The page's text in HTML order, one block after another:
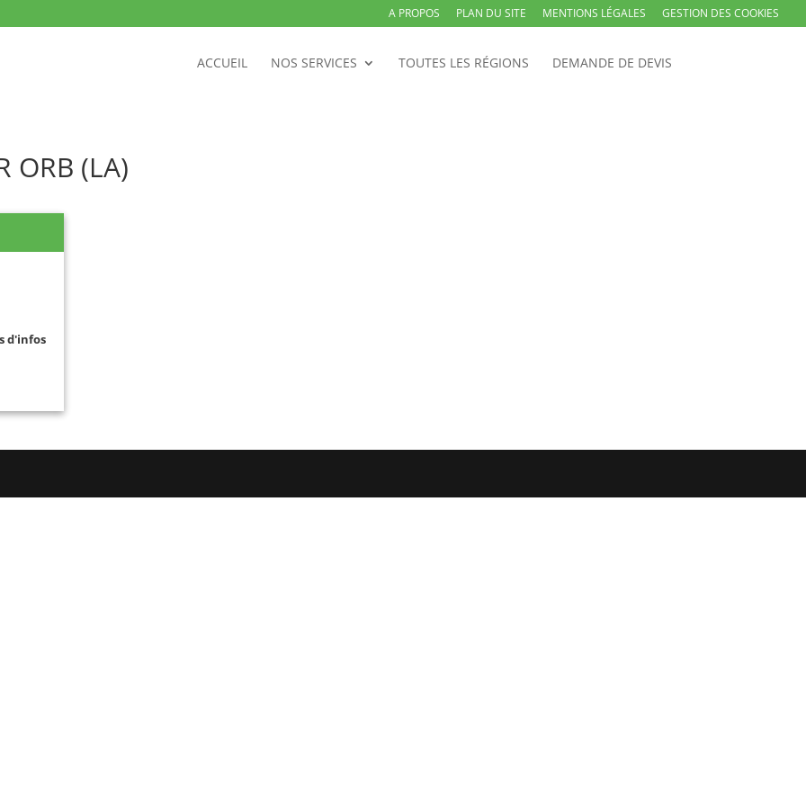
A PROPOS PLAN DU SITE MENTIONS LÉGALES GESTION DES COOKIES
ACCUEIL NOS SERVICES TOUTES LES RÉGIONS DEMANDE DE DEVIS
ORB (LA)
d'infos